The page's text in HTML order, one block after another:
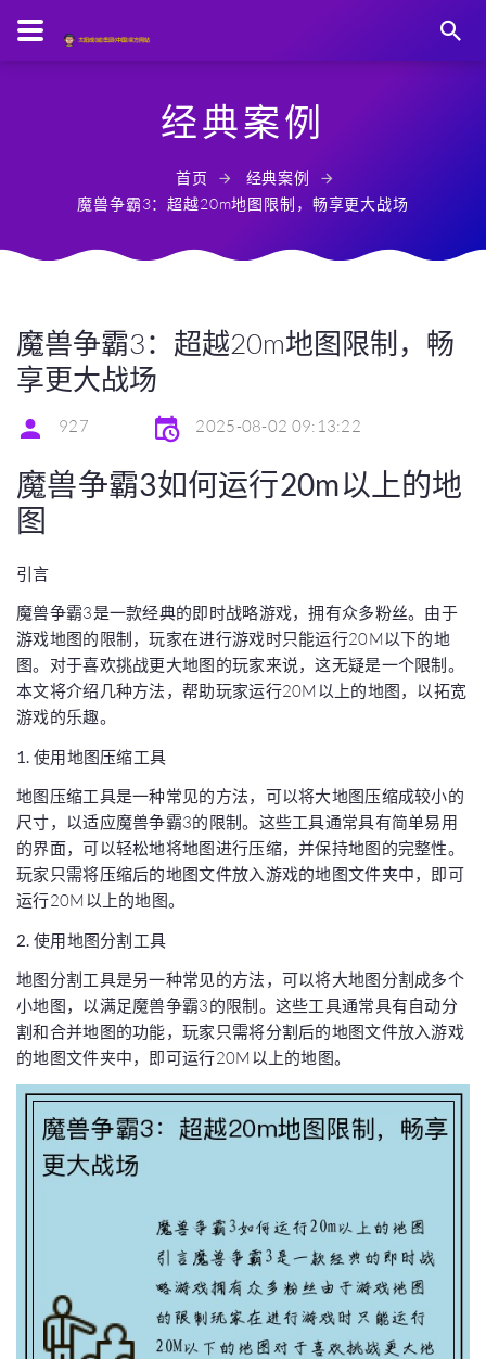
经典案例
首页
经典案例
魔兽争霸3：超越20m地图限制，畅享更大战场
魔兽争霸3：超越20m地图限制，畅
享更大战场
927 2025-08-02 09:13:22
魔兽争霸3如何运行20m以上的地
图
引言
魔兽争霸3是一款经典的即时战略游戏，拥有众多粉丝。由于
游戏地图的限制，玩家在进行游戏时只能运行20M以下的地
图。对于喜欢挑战更大地图的玩家来说，这无疑是一个限制。
本文将介绍几种方法，帮助玩家运行20M以上的地图，以拓宽
游戏的乐趣。
1. 使用地图压缩工具
地图压缩工具是一种常见的方法，可以将大地图压缩成较小的
尺寸，以适应魔兽争霸3的限制。这些工具通常具有简单易用
的界面，可以轻松地将地图进行压缩，并保持地图的完整性。
玩家只需将压缩后的地图文件放入游戏的地图文件夹中，即可
运行20M以上的地图。
2. 使用地图分割工具
地图分割工具是另一种常见的方法，可以将大地图分割成多个
小地图，以满足魔兽争霸3的限制。这些工具通常具有自动分
割和合并地图的功能，玩家只需将分割后的地图文件放入游戏
的地图文件夹中，即可运行20M以上的地图。